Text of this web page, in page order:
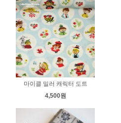
마이클 밀러 캐릭터 도트
4,500원